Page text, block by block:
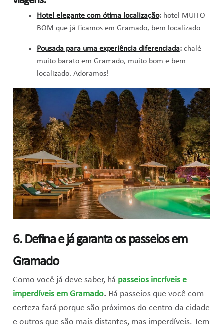
Hotel elegante com ótima localização: hotel MUITO
BOM que já ficamos em Gramado, bem localizado
Pousada para uma experiência diferenciada:chalé
muito barato em Gramado, muito bom e bem
localizado. Adoramos!
6. Defina e já garanta os passeios em
Gramado
Como você já deve saber, há passeios incríveis e
imperdíveis em Gramado. Há passeios que você com
certeza fará porque são próximos do centro da cidade
e outros que são mais distantes, mas imperdíveis. Tem